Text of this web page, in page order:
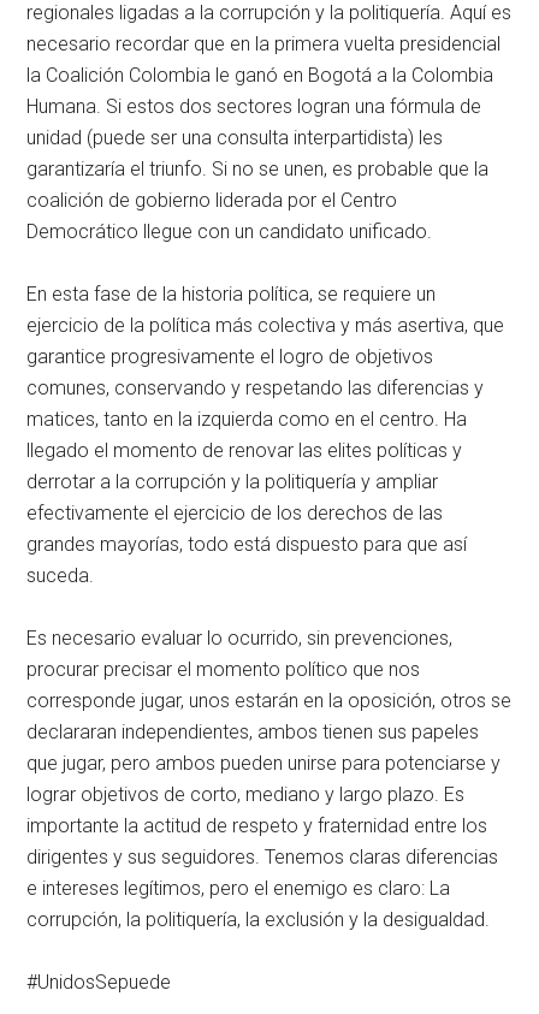
regionales ligadas a la corrupción y la politiquería. Aquí es
necesario recordar que en la primera vuelta presidencial
la Coalición Colombia le ganó en Bogotá a la Colombia
Humana. Si estos dos sectores logran una fórmula de
unidad (puede ser una consulta interpartidista) les
garantizaría el triunfo. Si no se unen, es probable que la
coalición de gobierno liderada por el Centro
Democrático llegue con un candidato unificado.
En esta fase de la historia política, se requiere un
ejercicio de la política más colectiva y más asertiva, que
garantice progresivamente el logro de objetivos
comunes, conservando y respetando las diferencias y
matices, tanto en la izquierda como en el centro. Ha
llegado el momento de renovar las elites políticas y
derrotar a la corrupción y la politiquería y ampliar
efectivamente el ejercicio de los derechos de las
grandes mayorías, todo está dispuesto para que así
suceda.
Es necesario evaluar lo ocurrido, sin prevenciones,
procurar precisar el momento político que nos
corresponde jugar, unos estarán en la oposición, otros se
declararan independientes, ambos tienen sus papeles
que jugar, pero ambos pueden unirse para potenciarse y
lograr objetivos de corto, mediano y largo plazo. Es
importante la actitud de respeto y fraternidad entre los
dirigentes y sus seguidores. Tenemos claras diferencias
e intereses legítimos, pero el enemigo es claro: La
corrupción, la politiquería, la exclusión y la desigualdad.
#UnidosSepuede